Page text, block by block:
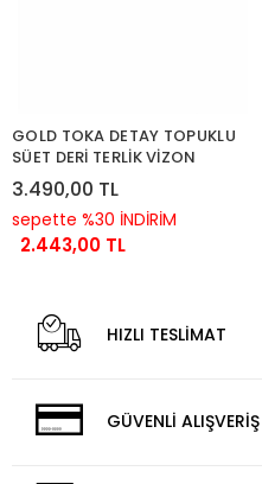
GOLD TOKA DETAY TOPUKLU
SÜET DERİ TERLİK VİZON
3.490,00 TL
sepette %30 İNDİRİM
2.443,00 TL
HIZLI TESLİMAT
GÜVENLİ ALIŞVERİŞ